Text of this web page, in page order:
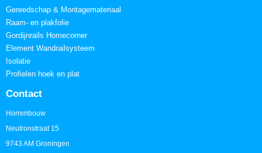
Gereedschap & Montagemateriaal
Raam- en plakfolie
Gordijnrails Homecorner
Element Wandrailsysteem
Isolatie
Profielen hoek en plat
Contact
Horrenbouw
Neutronstraat 15
9743 AM Groningen